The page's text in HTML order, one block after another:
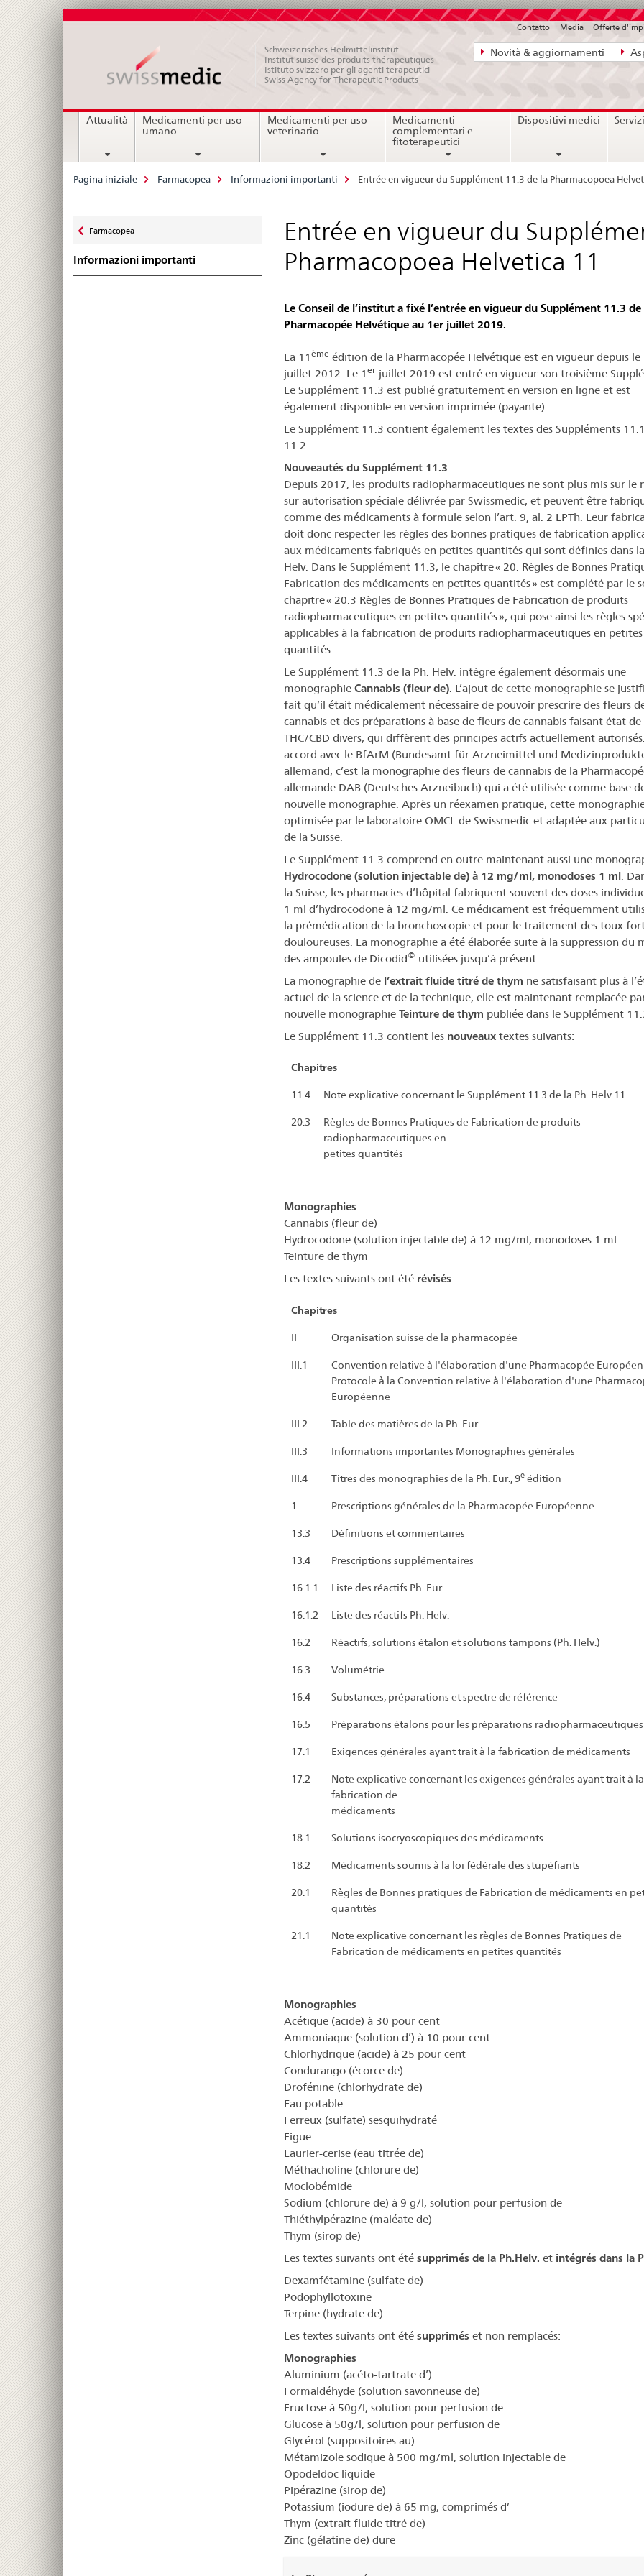
Navigazione
diretta:
aspetti
Novità & aggiornamenti
Contatto Media Offerte
Schweizerisches Heilmittelinstitut
Institut suisse des produits thérapeutiques
Istituto svizzero per gli agenti terapeutici
Swiss Agency for Therapeutic Products
Navigation
Attualità
Medicamenti per uso
umano
Medicamenti per uso
veterinario
Medicamenti
complementari e
fitoterapeutici
Dispositivi medici
Breadcrumb
Pagina iniziale Farmacopea Informazioni importanti Entrée en vigueur du Supplément 11.3 de la Pharmacopoea
zu
Farmacopea
Informazioni importanti
Entrée en vigueur du
Pharmacopoea Helvetica 11
Le Conseil de l’institut a fixé l’entrée en vigueur du Supplément 11.3 de
Pharmacopée Helvétique au 1er juillet 2019.
La 11 ème édition de la Pharmacopée Helvétique est en vigueur depuis le
juillet 2012. Le 1 erjuillet 2019 est entré en vigueur son troisième
Le Supplément 11.3 est publié gratuitement en version en ligne et est
également disponible en version imprimée (payante).
Le Supplément 11.3 contient également les textes des Suppléments
11.2.
Nouveautés du Supplément 11.3
Depuis 2017, les produits radiopharmaceutiques ne sont plus mis sur le
sur autorisation spéciale délivrée par Swissmedic, et peuvent être
comme des médicaments à formule selon l’art. 9, al. 2 LPTh. Leur
doit donc respecter les règles des bonnes pratiques de fabrication
aux médicaments fabriqués en petites quantités qui sont définies dans
Helv. Dans le Supplément 11.3, le chapitre « 20. Règles de Bonnes
Fabrication des médicaments en petites quantités » est complété par le
chapitre « 20.3 Règles de Bonnes Pratiques de Fabrication de produits
radiopharmaceutiques en petites quantités », qui pose ainsi les règles
applicables à la fabrication de produits radiopharmaceutiques en petites
quantités.
Le Supplément 11.3 de la Ph. Helv. intègre également désormais une
monographie Cannabis (fleur de). L’ajout de cette monographie se
fait qu’il était médicalement nécessaire de pouvoir prescrire des fleurs
cannabis et des préparations à base de fleurs de cannabis faisant état
THC/CBD divers, qui diffèrent des principes actifs actuellement
accord avec le BfArM (Bundesamt für Arzneimittel und
allemand, c’est la monographie des fleurs de cannabis de la
allemande DAB (Deutsches Arzneibuch) qui a été utilisée comme base
nouvelle monographie. Après un réexamen pratique, cette
optimisée par le laboratoire OMCL de Swissmedic et adaptée aux
de la Suisse.
Le Supplément 11.3 comprend en outre maintenant aussi une
Hydrocodone (solution injectable de) à 12 mg/ml, monodoses 1 ml.
la Suisse, les pharmacies d’hôpital fabriquent souvent des doses
1 ml d’hydrocodone à 12 mg/ml. Ce médicament est fréquemment
la prémédication de la bronchoscopie et pour le traitement des toux
douloureuses. La monographie a été élaborée suite à la suppression du
des ampoules de Dicodid© utilisées jusqu’à présent.
La monographie de l’extrait fluide titré de thym ne satisfaisant plus à
actuel de la science et de la technique, elle est maintenant remplacée
nouvelle monographie Teinture de thym publiée dans le Supplément
Le Supplément 11.3 contient les nouveauxtextes suivants:
Chapitres
11.4 Note explicative concernant le Supplément 11.3 de la Ph. Helv.11
20.3
Règles de Bonnes Pratiques de Fabrication de produits
radiopharmaceutiques en
petites quantités
Monographies
Cannabis (fleur de)
Hydrocodone (solution injectable de) à 12 mg/ml, monodoses 1 ml
Teinture de thym
Les textes suivants ont été révisés:
Chapitres
II Organisation suisse de la pharmacopée
III.1
Convention relative à l'élaboration d'une Pharmacopée
Protocole à la Convention relative à l'élaboration d'une
Européenne
III.2 Table des matières de la Ph. Eur.
III.3 Informations importantes Monographies générales
III.4 Titres des monographies de la Ph. Eur., 9eédition
1 Prescriptions générales de la Pharmacopée Européenne
13.3 Définitions et commentaires
13.4 Prescriptions supplémentaires
16.1.1 Liste des réactifs Ph. Eur.
16.1.2 Liste des réactifs Ph. Helv.
16.2 Réactifs, solutions étalon et solutions tampons (Ph. Helv.)
16.3 Volumétrie
16.4 Substances, préparations et spectre de référence
16.5 Préparations étalons pour les préparations radiopharmaceutiques
17.1 Exigences générales ayant trait à la fabrication de médicaments
17.2
Note explicative concernant les exigences générales ayant trait à la
fabrication de
médicaments
18.1 Solutions isocryoscopiques des médicaments
18.2 Médicaments soumis à la loi fédérale des stupéfiants
20.1
Règles de Bonnes pratiques de Fabrication de médicaments en
quantités
21.1
Note explicative concernant les règles de Bonnes Pratiques de
Fabrication de médicaments en petites quantités
Monographies
Acétique (acide) à 30 pour cent
Ammoniaque (solution d’) à 10 pour cent
Chlorhydrique (acide) à 25 pour cent
Condurango (écorce de)
Drofénine (chlorhydrate de)
Eau potable
Ferreux (sulfate) sesquihydraté
Figue
Laurier-cerise (eau titrée de)
Méthacholine (chlorure de)
Moclobémide
Sodium (chlorure de) à 9 g/l, solution pour perfusion de
Thiéthylpérazine (maléate de)
Thym (sirop de)
Les textes suivants ont été supprimés de la Ph.Helv. et intégrés dans la
Dexamfétamine (sulfate de)
Podophyllotoxine
Terpine (hydrate de)
Les textes suivants ont été supprimés et non remplacés:
Monographies
Aluminium (acéto-tartrate d’)
Formaldéhyde (solution savonneuse de)
Fructose à 50g/l, solution pour perfusion de
Glucose à 50g/l, solution pour perfusion de
Glycérol (suppositoires au)
Métamizole sodique à 500 mg/ml, solution injectable de
Opodeldoc liquide
Pipérazine (sirop de)
Potassium (iodure de) à 65 mg, comprimés d’
Thym (extrait fluide titré de)
Zinc (gélatine de) dure